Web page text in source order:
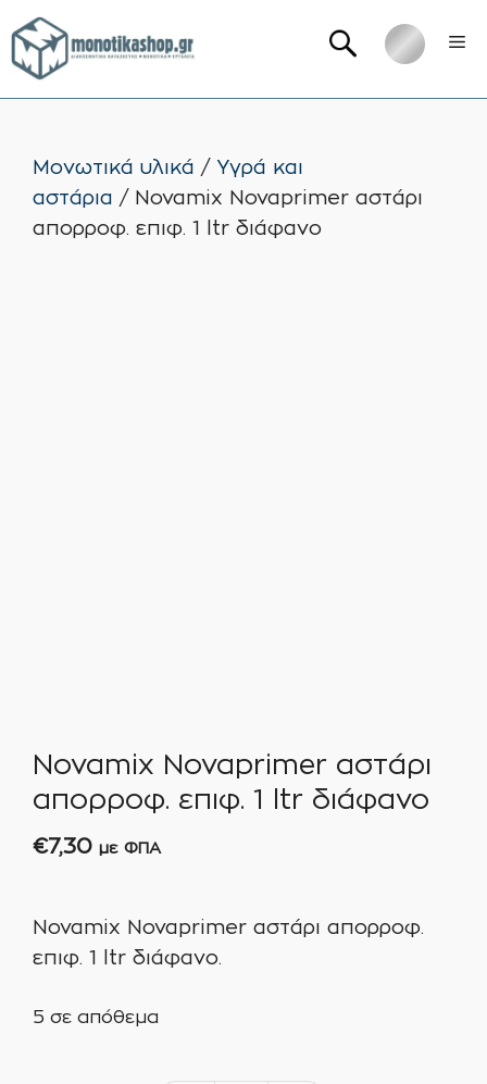
Μετάβαση
σε
περιεχόμενο
Μονωτικά υλικά / Υγρά και
αστάρια / Novamix Novaprimer αστάρι
απορροφ. επιφ. 1 ltr διάφανο
Novamix Novaprimer αστάρι
απορροφ. επιφ. 1 ltr διάφανο
€7,30 με ΦΠΑ
Novamix Novaprimer αστάρι απορροφ.
επιφ. 1 ltr διάφανο.
5 σε απόθεμα